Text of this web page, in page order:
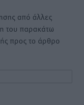
από άλλες
του παρακάτω
προς το άρθρο